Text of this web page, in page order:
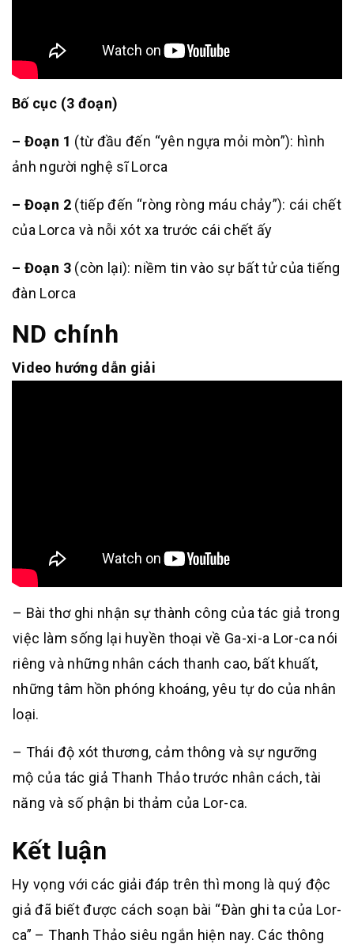
Bố cục (3 đoạn)
– Đoạn 1 (từ đầu đến “yên ngựa mỏi mòn”): hình
ảnh người nghệ sĩ Lorca
– Đoạn 2(tiếp đến “ròng ròng máu chảy”): cái chết
của Lorca và nỗi xót xa trước cái chết ấy
– Đoạn 3(còn lại): niềm tin vào sự bất tử của tiếng
đàn Lorca
ND chính
Video hướng dẫn giải
– Bài thơ ghi nhận sự thành công của tác giả trong
việc làm sống lại huyền thoại về Ga-xi-a Lor-ca nói
riêng và những nhân cách thanh cao, bất khuất,
những tâm hồn phóng khoáng, yêu tự do của nhân
loại.
– Thái độ xót thương, cảm thông và sự ngưỡng
mộ của tác giả Thanh Thảo trước nhân cách, tài
năng và số phận bi thảm của Lor-ca.
Kết luận
Hy vọng với các giải đáp trên thì mong là quý độc
giả đã biết được cách soạn bài “Đàn ghi ta của Lor-
ca” – Thanh Thảo siêu ngắn hiện nay. Các thông